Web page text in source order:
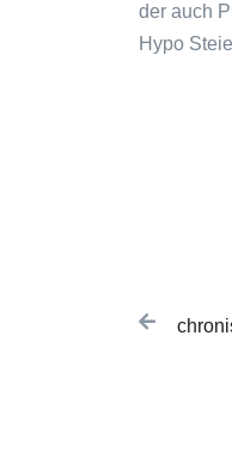
der auch
Hypo
Post